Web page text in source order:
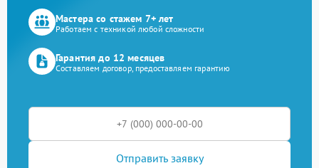
Мастера со стажем 7+ лет
Работаем с техникой любой сложности
Гарантия до 12 месяцев
Составляем договор, предоставляем гарантию
Отправить заявку